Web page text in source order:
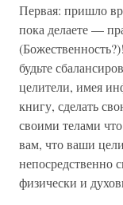
Первая: пришло
пока делаете —
будьте
целители, имея
книгу, сделать
своими телами
вам, что ваши
непосредственно
физически и